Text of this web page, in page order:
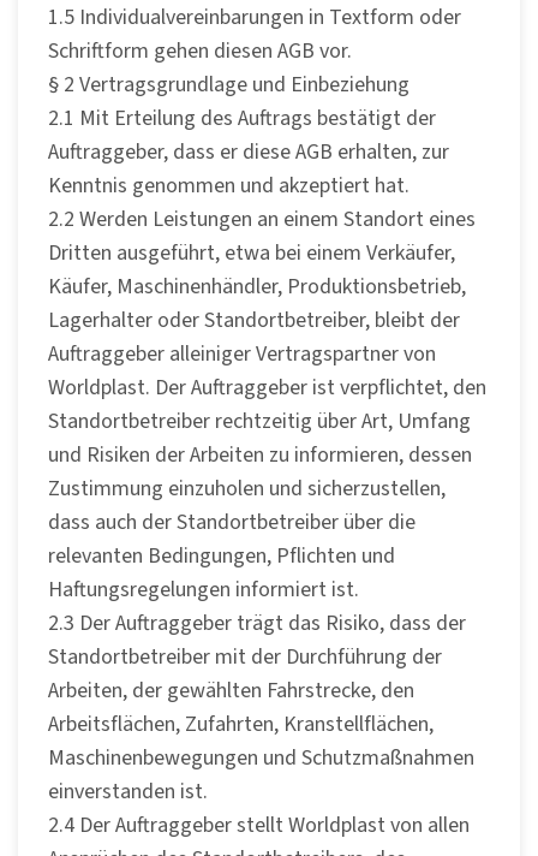
1.5 Individualvereinbarungen in Textform oder
Schriftform gehen diesen AGB vor.
§ 2 Vertragsgrundlage und Einbeziehung
2.1 Mit Erteilung des Auftrags bestätigt der
Auftraggeber, dass er diese AGB erhalten, zur
Kenntnis genommen und akzeptiert hat.
2.2 Werden Leistungen an einem Standort eines
Dritten ausgeführt, etwa bei einem Verkäufer,
Käufer, Maschinenhändler, Produktionsbetrieb,
Lagerhalter oder Standortbetreiber, bleibt der
Auftraggeber alleiniger Vertragspartner von
Worldplast. Der Auftraggeber ist verpflichtet, den
Standortbetreiber rechtzeitig über Art, Umfang
und Risiken der Arbeiten zu informieren, dessen
Zustimmung einzuholen und sicherzustellen,
dass auch der Standortbetreiber über die
relevanten Bedingungen, Pflichten und
Haftungsregelungen informiert ist.
2.3 Der Auftraggeber trägt das Risiko, dass der
Standortbetreiber mit der Durchführung der
Arbeiten, der gewählten Fahrstrecke, den
Arbeitsflächen, Zufahrten, Kranstellflächen,
Maschinenbewegungen und Schutzmaßnahmen
einverstanden ist.
2.4 Der Auftraggeber stellt Worldplast von allen